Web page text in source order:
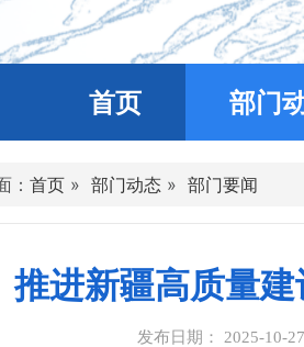
首页 部门
： 首页 » 部门动态 » 部门要闻
推进新疆高质量
发布日期： 2025-10-